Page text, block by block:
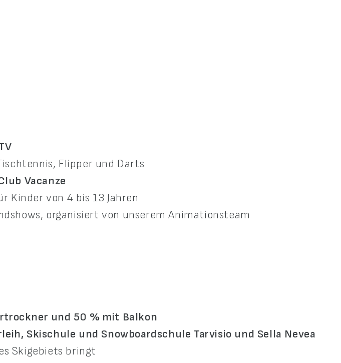
Flipper und Darts
Vacanze
von 4 bis 13 Jahren
organisiert von unserem Animationsteam
und 50 % mit Balkon
Skischule und Snowboardschule Tarvisio und Sella Nevea
Skigebiets bringt